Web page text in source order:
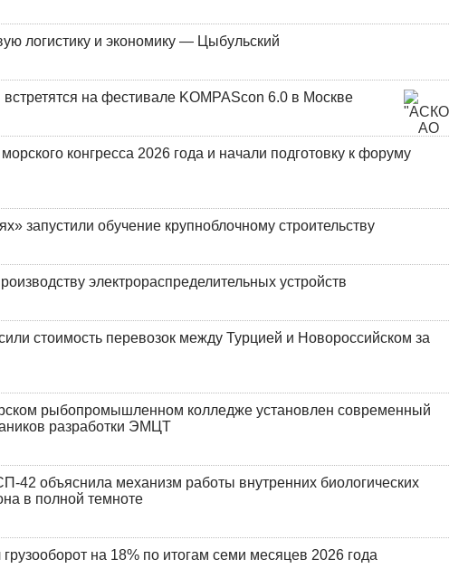
логистику и экономику — Цыбульский
на фестивале KOMPAScon 6.0 в Москве
конгресса 2026 года и начали подготовку к форуму
запустили обучение крупноблочному строительству
электрораспределительных устройств
стоимость перевозок между Турцией и Новороссийском за
рыбопромышленном колледже установлен современный
разработки ЭМЦТ
42 объяснила механизм работы внутренних биологических
в полной темноте
на 18% по итогам семи месяцев 2026 года